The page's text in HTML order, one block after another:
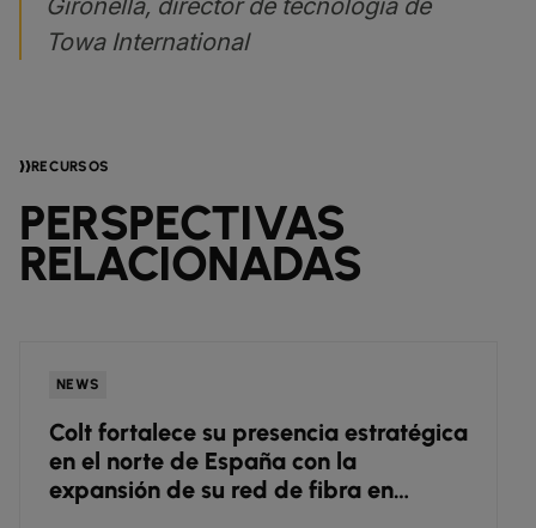
Gironella, director de tecnología de
Towa International
RECURSOS
PERSPECTIVAS
RELACIONADAS
NEWS
Colt fortalece su presencia estratégica
en el norte de España con la
expansión de su red de fibra en